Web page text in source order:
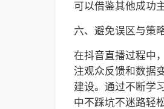
可以借鉴其他成功
六、避免误区与策
在抖音直播过程中
注观众反馈和数据
建设。通过不断学
中不踩坑不迷路轻